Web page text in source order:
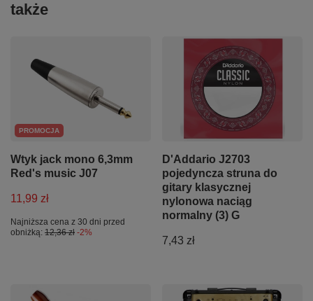
także
PROMOCJA
Wtyk jack mono 6,3mm
Red's music J07
11,99 zł
Najniższa cena z 30 dni przed
obniżką: 12,36 zł -2%
D'Addario J2703
pojedyncza struna do
gitary klasycznej
nylonowa naciąg
normalny (3) G
7,43 zł